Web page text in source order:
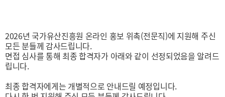
2026년 국가유산진흥원 온라인 홍보 위촉(전문직)에 지원해 주신
모든 분들께 감사드립니다.
면접 심사를 통해 최종 합격자가 아래와 같이 선정되었음을 알려드
립니다.
최종 합격자에게는 개별적으로 안내드릴 예정입니다.